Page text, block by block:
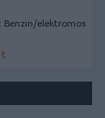
Benzin/elektromos